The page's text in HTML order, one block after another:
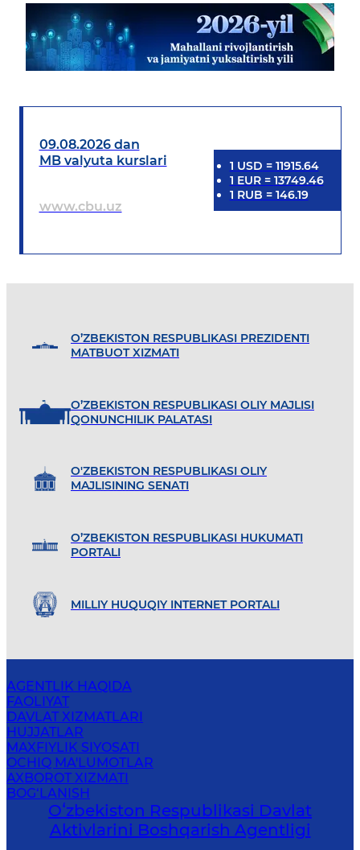
09.08.2026 dan
MB valyuta kurslari
www.cbu.uz
1 USD = 11915.64
1 EUR= 13749.46
1 RUB = 146.19
O’ZBEKISTON RESPUBLIKASI PREZIDENTI
MATBUOT XIZMATI
O’ZBEKISTON RESPUBLIKASI OLIY MAJLISI
QONUNCHILIK PALATASI
O'ZBEKISTON RESPUBLIKASI OLIY
MAJLISINING SENATI
O’ZBEKISTON RESPUBLIKASI HUKUMATI
PORTALI
MILLIY HUQUQIY INTERNET PORTALI
AGENTLIK HAQIDA
FAOLIYAT
DAVLAT XIZMATLARI
HUJJATLAR
MAXFIYLIK SIYOSATI
OCHIQ MA'LUMOTLAR
AXBOROT XIZMATI
BOG‘LANISH
Oʻzbekiston Respublikasi Davlat
Aktivlarini Boshqarish Agentligi